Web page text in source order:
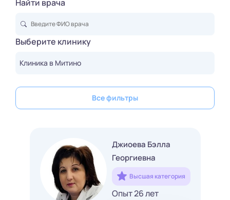
Найти врача
Выберите клинику
Клиника в Митино
Все фильтры
Джиоева Бэлла
Георгиевна
Высшая категория
Опыт 26 лет